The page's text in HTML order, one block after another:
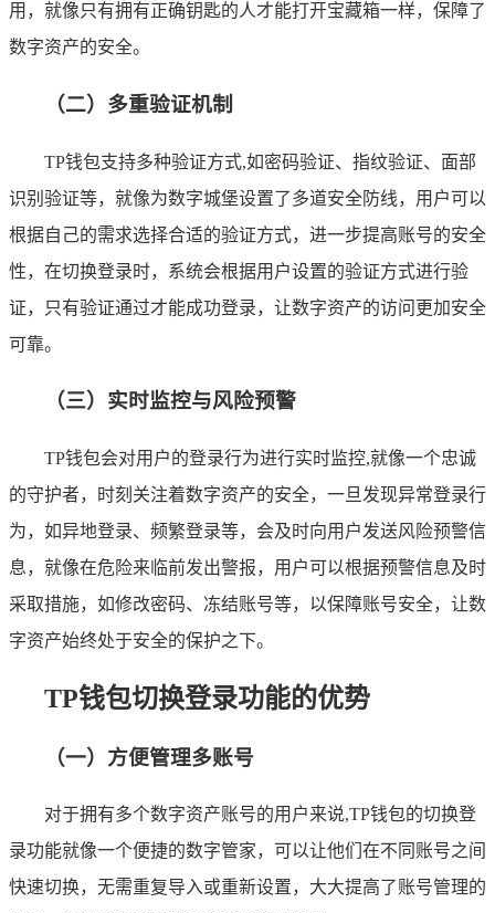
用，就像只有拥有正确钥匙的人才能打开宝藏箱一样，保障了
数字资产的安全。
（二）多重验证机制
TP钱包支持多种验证方式,如密码验证、指纹验证、面部
识别验证等，就像为数字城堡设置了多道安全防线，用户可以
根据自己的需求选择合适的验证方式，进一步提高账号的安全
性，在切换登录时，系统会根据用户设置的验证方式进行验
证，只有验证通过才能成功登录，让数字资产的访问更加安全
可靠。
（三）实时监控与风险预警
TP钱包会对用户的登录行为进行实时监控,就像一个忠诚
的守护者，时刻关注着数字资产的安全，一旦发现异常登录行
为，如异地登录、频繁登录等，会及时向用户发送风险预警信
息，就像在危险来临前发出警报，用户可以根据预警信息及时
采取措施，如修改密码、冻结账号等，以保障账号安全，让数
字资产始终处于安全的保护之下。
TP钱包切换登录功能的优势
（一）方便管理多账号
对于拥有多个数字资产账号的用户来说,TP钱包的切换登
录功能就像一个便捷的数字管家，可以让他们在不同账号之间
快速切换，无需重复导入或重新设置，大大提高了账号管理的